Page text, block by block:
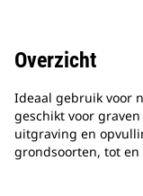
Overzicht
Ideaal gebruik voor
geschikt voor
uitgraving en
grondsoorten, tot